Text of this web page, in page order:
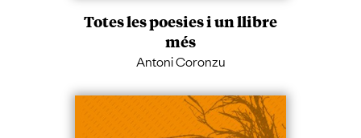
Totes les poesies i un llibre
més
Antoni Coronzu